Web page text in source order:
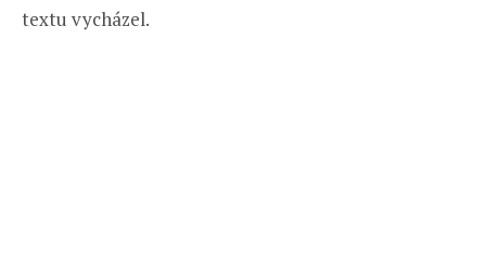
textu vycházel.